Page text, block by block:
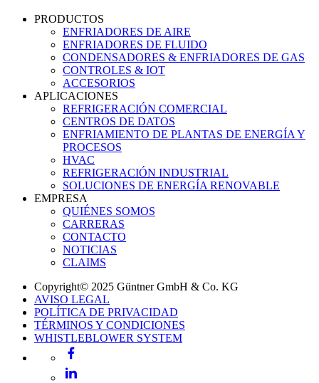
PRODUCTOS
ENFRIADORES DE AIRE
ENFRIADORES DE FLUIDO
CONDENSADORES & ENFRIADORES DE GAS
CONTROLES & IOT
ACCESORIOS
APLICACIONES
REFRIGERACIÓN COMERCIAL
CENTROS DE DATOS
ENFRIAMIENTO DE PLANTAS DE ENERGÍA Y
PROCESOS
HVAC
REFRIGERACIÓN INDUSTRIAL
SOLUCIONES DE ENERGÍA RENOVABLE
EMPRESA
QUIÉNES SOMOS
CARRERAS
CONTACTO
NOTICIAS
CLAIMS
Copyright© 2025 Güntner GmbH & Co. KG
AVISO LEGAL
POLÍTICA DE PRIVACIDAD
TÉRMINOS Y CONDICIONES
WHISTLEBLOWER SYSTEM